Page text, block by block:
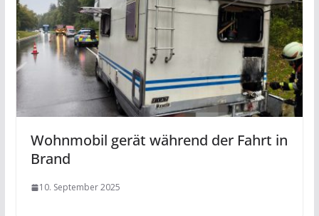
Wohnmobil gerät während der Fahrt in
Brand
10. September 2025